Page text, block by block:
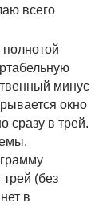
всего
минус
окно
сразу в трей.
трей (без
в